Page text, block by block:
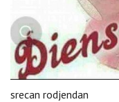
srecan rodjendan